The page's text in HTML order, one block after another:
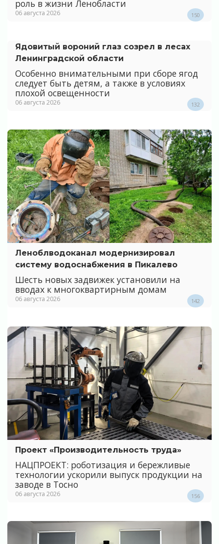
роль в жизни Ленобласти
06 августа 2026 150
Ядовитый вороний глаз созрел в лесах
Ленинградской области
Особенно внимательными при сборе ягод
следует быть детям, а также в условиях
плохой освещенности
06 августа 2026 132
Леноблводоканал модернизировал
систему водоснабжения в Пикалево
Шесть новых задвижек установили на
вводах к многоквартирным домам
06 августа 2026 142
Проект «Производительность труда»
НАЦПРОЕКТ: роботизация и бережливые
технологии ускорили выпуск продукции на
заводе в Тосно
06 августа 2026 156